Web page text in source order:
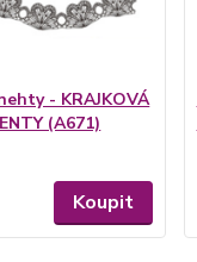
- KRAJKOVÁ
(A671)
Koupit